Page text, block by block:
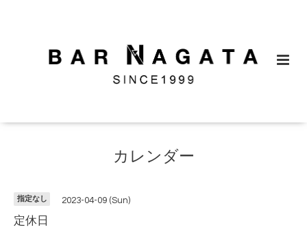
カレンダー
指定なし 2023-04-09 (Sun)
定休日